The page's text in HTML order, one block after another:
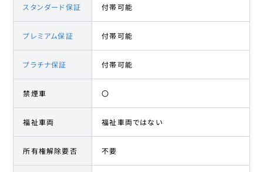
スタンダード保証 付帯可能
プレミアム保証 付帯可能
プラチナ保証 付帯可能
禁煙車 〇
福祉車両 福祉車両ではない
所有権解除要否 不要